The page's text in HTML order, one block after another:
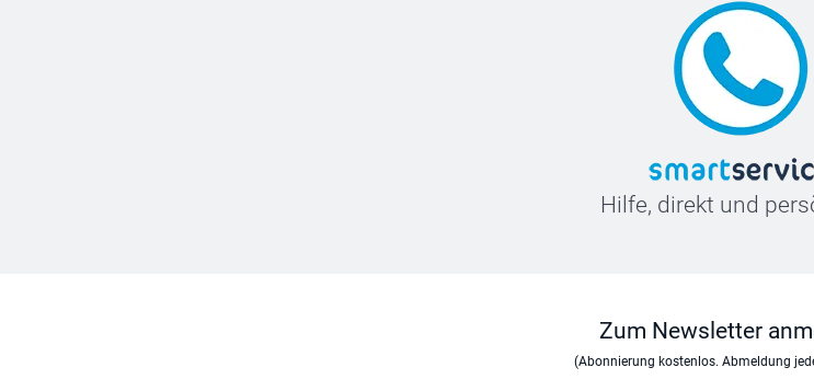
Hilfe, direkt und
Zum Newsletter
(Abonnierung kostenlos. Abmeldung